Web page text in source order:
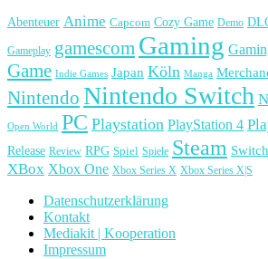
Abenteuer Anime Capcom Cozy Game Demo
Gameplay gamescom Gaming
Game Indie Games Japan Köln Manga
Nintendo Nintendo Switch
Open World PC Playstation PlayStation 4
Release Review RPG Spiel Spiele Steam Switch
XBox Xbox One Xbox Series X Xbox Series X|S
Datenschutzerklärung
Kontakt
Mediakit | Kooperation
Impressum